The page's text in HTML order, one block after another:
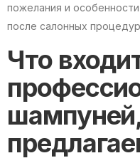
пожелания и
после салонных
Что